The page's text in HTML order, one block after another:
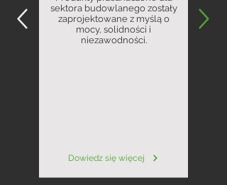
sektora budowlanego zostały
zaprojektowane z myślą o
mocy, solidności i
niezawodności.
Dowiedz się więcej